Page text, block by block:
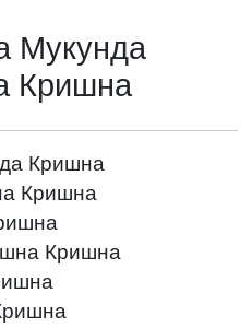
Мукунда
Кришна
Кришна
Кришна
Кришна